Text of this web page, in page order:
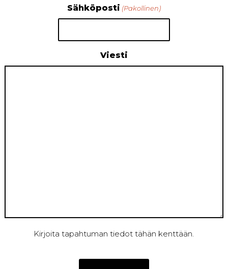
KKSähköposti (Pakollinen)
Viesti
Kirjoita tapahtuman tiedot tähän kenttään.